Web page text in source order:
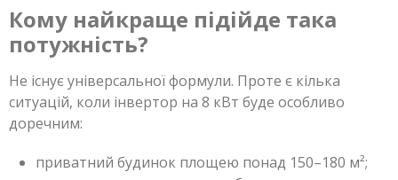
Кому найкраще підійде така
потужність?
Не існує універсальної формули. Проте є кілька
ситуацій, коли інвертор на 8 кВт буде особливо
доречним:
приватний будинок площею понад 150–180 м²;